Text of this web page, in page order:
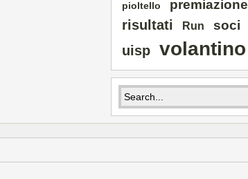
pioltello premiazione
risultati Run soci
uisp volantino